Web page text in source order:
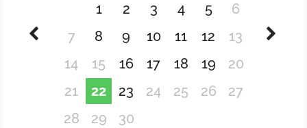
1 2 3 4 5
6
7
8 9 10 11 12
13
14
15 16 17 18 19
20
21
22 23 24 25 26
27
28
29 30